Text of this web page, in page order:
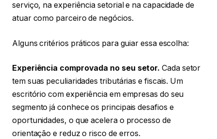
serviço, na experiência setorial e na capacidade de
atuar como parceiro de negócios.
Alguns critérios práticos para guiar essa escolha:
Experiência comprovada no seu setor. Cada setor
tem suas peculiaridades tributárias e fiscais. Um
escritório com experiência em empresas do seu
segmento já conhece os principais desafios e
oportunidades, o que acelera o processo de
orientação e reduz o risco de erros.